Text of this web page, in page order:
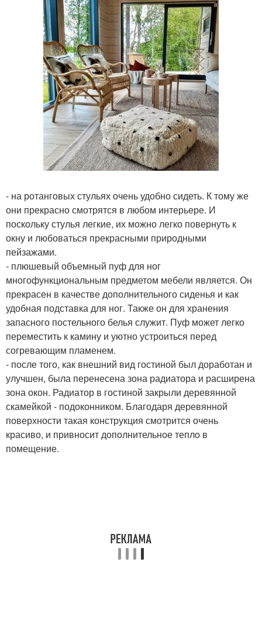
- на ротанговых стульях очень удобно сидеть. К тому же
они прекрасно смотрятся в любом интерьере. И
поскольку стулья легкие, их можно легко повернуть к
окну и любоваться прекрасными природными
пейзажами.
- плюшевый объемный пуф для ног
многофункциональным предметом мебели является. Он
прекрасен в качестве дополнительного сиденья и как
удобная подставка для ног. Также он для хранения
запасного постельного белья служит. Пуф может легко
переместить к камину и уютно устроиться перед
согревающим пламенем.
- после того, как внешний вид гостиной был доработан и
улучшен, была перенесена зона радиатора и расширена
зона окон. Радиатор в гостиной закрыли деревянной
скамейкой - подоконником. Благодаря деревянной
поверхности такая конструкция смотрится очень
красиво, и привносит дополнительное тепло в
помещение.